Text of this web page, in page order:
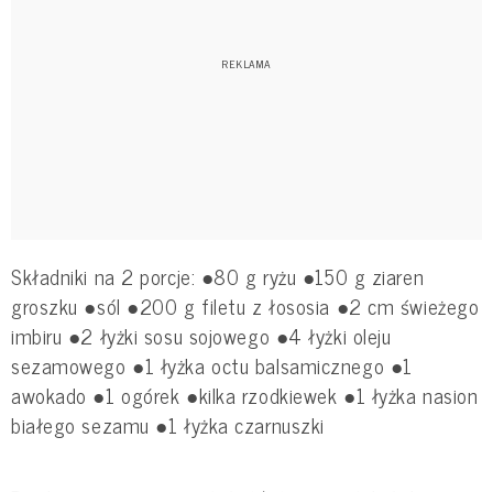
Składniki na 2 porcje: ●80 g ryżu ●150 g ziaren
groszku ●sól ●200 g filetu z łososia ●2 cm świeżego
imbiru ●2 łyżki sosu sojowego ●4 łyżki oleju
sezamowego ●1 łyżka octu balsamicznego ●1
awokado ●1 ogórek ●kilka rzodkiewek ●1 łyżka nasion
białego sezamu ●1 łyżka czarnuszki